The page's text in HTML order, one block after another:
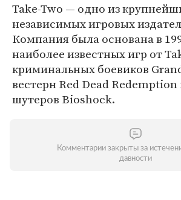
Take-Two — одно из
независимых игровых
Компания была основана в
наиболее известных игр от
криминальных боевиков
вестерн Red Dead
шутеров Bioshock.
Комментарии закрыты за
давности